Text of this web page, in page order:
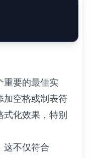
重要的最佳实
加空格或制表符
化效果，特别
这不仅符合